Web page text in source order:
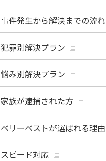
事件発生から解決までの流れ
犯罪別解決プラン
悩み別解決プラン
家族が逮捕された方
ベリーベストが選ばれる理由
スピード対応